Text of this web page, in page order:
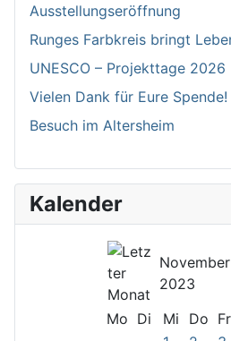
Ausstellungseröffnung
Runges Farbkreis bringt
UNESCO – Projekttage 2026
Vielen Dank für Eure Spende!
Besuch im Altersheim
Kalender
November
2023
Mo Di Mi Do Fr